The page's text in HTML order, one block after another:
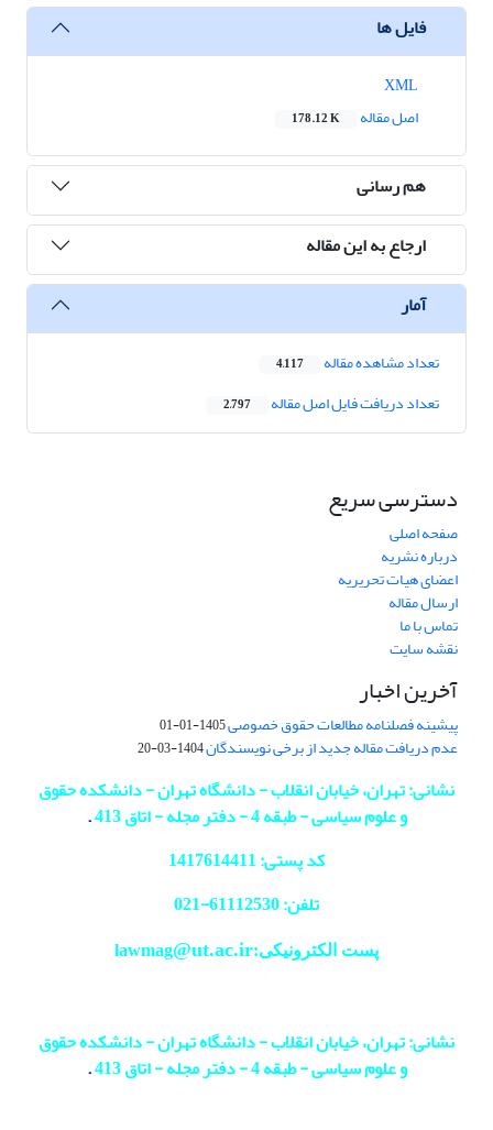
فایل ها
اصل مقاله
178.12 K
هم رسانی
ارجاع به این مقاله
آمار
تعداد مشاهده مقاله 4,117
تعداد دریافت فایل اصل مقاله 2,797
دسترسی سریع
صفحه اصلی
درباره نشریه
اعضای هیات تحریریه
ارسال مقاله
تماس با ما
نقشه سایت
آخرین اخبار
پیشینه فصلنامه مطالعات حقوق خصوصی1405-01-01
عدم دریافت مقاله جدید از برخی نویسندگان1404-03-20
نشانی: تهران، خیابان انقلاب - دانشگاه تهران - دانشکده حقوق
و علوم سیاسی - طبقه 4 - دفتر مجله - اتاق 413
.
کد پستی: 1417614411
تلفن: 61112530-
021
پست الکترونیکی:lawmag@ut.ac.ir
نشانی: تهران، خیابان انقلاب - دانشگاه تهران - دانشکده حقوق
و علوم سیاسی - طبقه 4 - دفتر مجله - اتاق 413
.